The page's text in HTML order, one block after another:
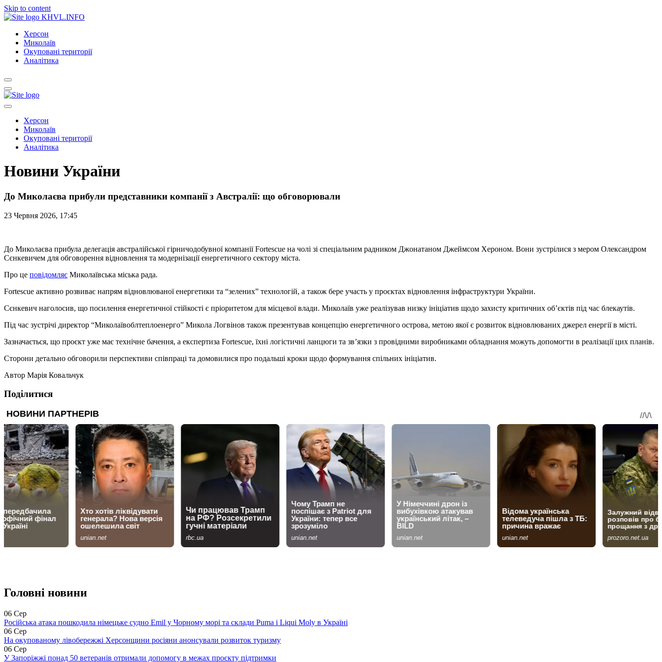
Skip to content
KHVL.INFO
Херсон
Миколаїв
Окуповані території
Аналітика
Херсон
Миколаїв
Окуповані території
Аналітика
Новини України
До Миколаєва прибули представники компанії з Австралії: що обговорювали
23 Червня 2026, 17:45
До Миколаєва прибула делегація австралійської гірничодобувної компанії Fortescue на чолі зі спеціальним радником Джонатаном Джеймсом Хероном. Вони зустрілися з мером Олександром
Сєнкевичем для обговорення відновлення та модернізації енергетичного сектору міста.
Про це повідомляє Миколаївська міська рада.
Fortescue активно розвиває напрям відновлюваної енергетики та “зелених” технологій, а також бере участь у проєктах відновлення інфраструктури України.
Сєнкевич наголосив, що посилення енергетичної стійкості є пріоритетом для місцевої влади. Миколаїв уже реалізував низку ініціатив щодо захисту критичних об’єктів під час блекаутів.
Під час зустрічі директор “Миколаївоблтеплоенерго” Микола Логвінов також презентував концепцію енергетичного острова, метою якої є розвиток відновлюваних джерел енергії в місті.
Зазначається, що проєкт уже має технічне бачення, а експертиза Fortescue, їхні логістичні ланцюги та зв’язки з провідними виробниками обладнання можуть допомогти в реалізації цих планів.
Сторони детально обговорили перспективи співпраці та домовилися про подальші кроки щодо формування спільних ініціатив.
Автор Марія Ковальчук
Поділитися
Головні новини
06 Сер
Російська атака пошкодила німецьке судно Emil у Чорному морі та склади Puma і Liqui Moly в Україні
06 Сер
На окупованому лівобережжі Херсонщини росіяни анонсували розвиток туризму
06 Сер
У Запоріжжі понад 50 ветеранів отримали допомогу в межах проєкту підтримки